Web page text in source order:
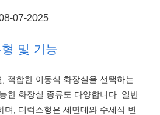
07-2025
및 기능
적합한 이동식 화장실을 선택하는
한 화장실 종류도 다양합니다. 일반
며, 디럭스형은 세면대와 수세식 변